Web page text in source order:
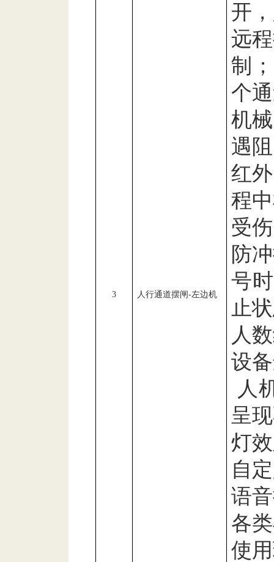
3 人行通道摆闸-左边机
开
远
制
个
机
遇
红
程
受
防
号
止
人
设
人
呈
灯
自
语
各
使